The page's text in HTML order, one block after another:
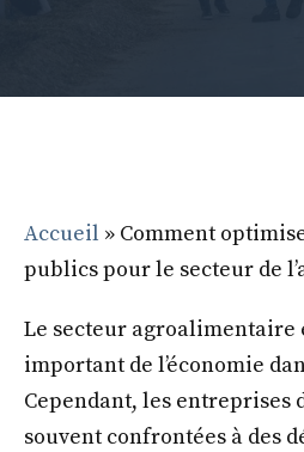
Accueil » Comment
publics pour le secteur de
Le secteur
important de l’économie
Cependant, les entreprises
souvent confrontées à des